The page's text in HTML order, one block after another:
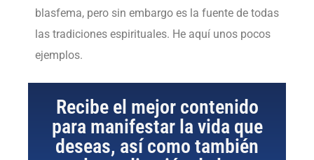
blasfema, pero sin embargo es la fuente de todas
las tradiciones espirituales. He aquí unos pocos
ejemplos.
Recibe el mejor contenido
para manifestar la vida que
deseas, así como también